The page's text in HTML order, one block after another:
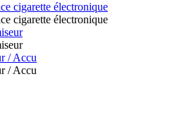
cigarette électronique
cigarette électronique
/ Accu
/ Accu